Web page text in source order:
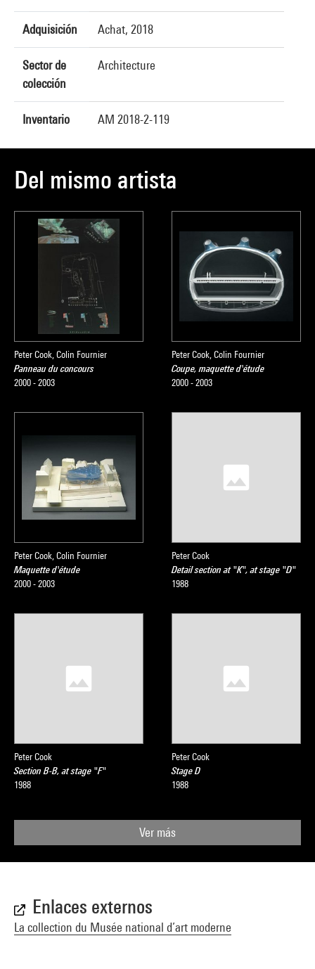
Adquisición Achat, 2018
Sector de
colección
Architecture
Inventario AM 2018-2-119
Del mismo artista
Peter Cook, Colin Fournier
Panneau du concours
2000 - 2003
Peter Cook, Colin Fournier
Coupe, maquette d'étude
2000 - 2003
Peter Cook, Colin Fournier
Maquette d'étude
2000 - 2003
Peter Cook
Detail section at "K", at stage "D"
1988
Peter Cook
Section B-B, at stage "F"
1988
Peter Cook
Stage D
1988
Ver más
Enlaces externos
La collection du Musée national d’art moderne